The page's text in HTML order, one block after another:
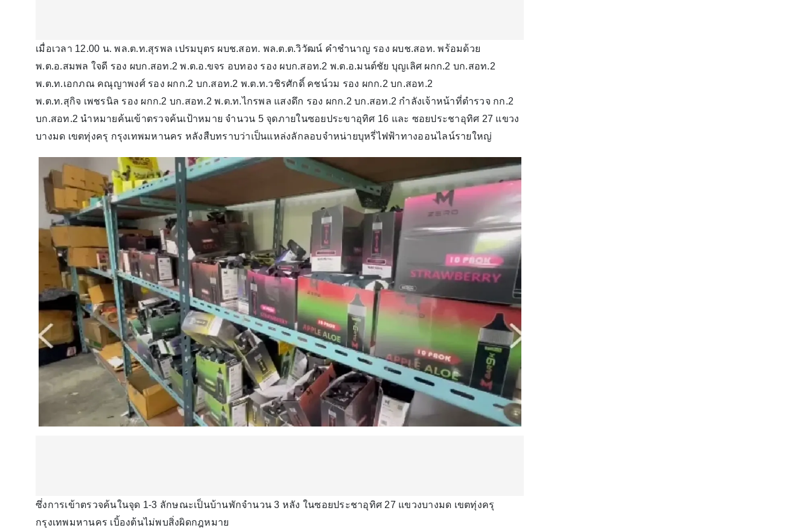
เมื่อเวลา 12.00 น. พล.ต.ท.สุรพล เปรมบุตร ผบช.สอท. พล.ต.ต.วิวัฒน์ คำชำนาญ รอง ผบช.สอท. พร้อมด้วย
พ.ต.อ.สมพล ใจดี รอง ผบก.สอท.2 พ.ต.อ.ขจร อบทอง รอง ผบก.สอท.2 พ.ต.อ.มนต์ชัย บุญเลิศ ผกก.2 บก.สอท.2
พ.ต.ท.เอกภณ คณุญาพงศ์ รอง ผกก.2 บก.สอท.2 พ.ต.ท.วชิรศักดิ์ คชน์วม รอง ผกก.2 บก.สอท.2
พ.ต.ท.สุกิจ เพชรนิล รอง ผกก.2 บก.สอท.2 พ.ต.ท.ไกรพล แสงดึก รอง ผกก.2 บก.สอท.2 กำลังเจ้าหน้าที่ตำรวจ กก.2
บก.สอท.2 นำหมายค้นเข้าตรวจค้นเป้าหมาย จำนวน 5 จุดภายในซอยประขาอุทิศ 16 และ ซอยประชาอุทิศ 27 แขวง
บางมด เขตทุ่งครุ กรุงเทพมหานคร หลังสืบทราบว่าเป็นแหล่งลักลอบจำหน่ายบุหรี่ไฟฟ้าทางออนไลน์รายใหญ่
ซึ่งการเข้าตรวจค้นในจุด 1-3 ลักษณะเป็นบ้านพักจำนวน 3 หลัง ในซอยประชาอุทิศ 27 แขวงบางมด เขตทุ่งครุ
กรุงเทพมหานคร เบิ้องต้นไม่พบสิ่งผิดกฎหมาย